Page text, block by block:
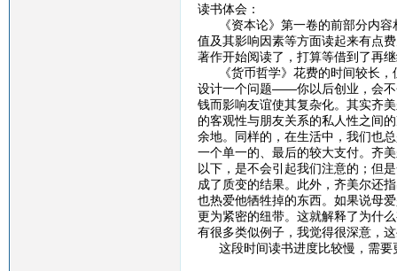
读书体会：
《资本论》第一卷的前部分内容
值及其影响因素等方面读起来有点
著作开始阅读了，打算等借到了再
《货币哲学》花费的时间较长，
设计一个问题——你以后创业，会不
钱而影响友谊使其复杂化。其实齐
的客观性与朋友关系的私人性之间
余地。同样的，在生活中，我们也
一个单一的、最后的较大支付。齐
以下，是不会引起我们注意的；但
成了质变的结果。此外，齐美尔还
也热爱他牺牲掉的东西。如果说母
更为紧密的纽带。这就解释了为什
有很多类似例子，我觉得很深意，
这段时间读书进度比较慢，需要